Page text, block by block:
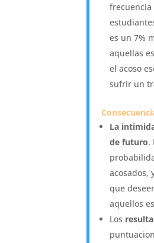
frecuencia
es un 7%
aquellas
el acoso
sufrir un
La
de futuro.
acosados,
que
aquellos
Los